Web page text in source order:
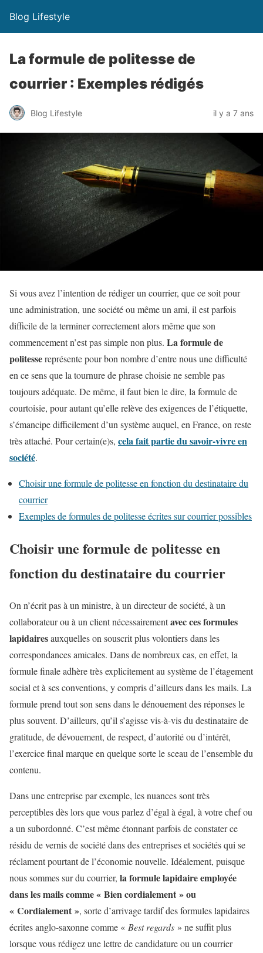
Blog Lifestyle
La formule de politesse de
courrier : Exemples rédigés
Blog Lifestyle il y a 7 ans
Si vous avez l’intention de rédiger un courrier, que ce soit pour
une administration, une société ou même un ami, il est parfois
difficile de la terminer correctement alors même que son
commencement n’est pas simple non plus. La formule de
politessereprésente pour bon nombre d’entre nous une difficulté
en ce sens que la tournure de phrase choisie ne semble pas
toujours adéquate. De même, il faut bien le dire, la formule de
courtoisie, pour autant qu’elle relève des exigences de l’étiquette,
s’émancipe difficilement d’un système auquel, en France, on reste
très attaché. Pour certain(e)s, cela fait partie du savoir-vivre en
société.
Choisir une formule de politesse en fonction du destinataire du
courrier
Exemples de formules de politesse écrites sur courrier possibles
Choisir une formule de politesse en
fonction du destinataire du courrier
On n’écrit pas à un ministre, à un directeur de société, à un
collaborateur ou à un client nécessairementavec ces formules
lapidairesauxquelles on souscrit plus volontiers dans les
correspondances amicales. Dans de nombreux cas, en effet, la
formule finale adhère très explicitement au système de l’étagement
social et à ses conventions, y compris d’ailleurs dans les mails. La
formule prend tout son sens dans le dénouement des réponses le
plus souvent. D’ailleurs, qu’il s’agisse vis-à-vis du destinataire de
gratitude, de dévouement, de respect, d’autorité ou d’intérêt,
l’exercice final marque en quelque sorte le sceau de l’ensemble du
contenu.
Dans une entreprise par exemple, les nuances sont très
perceptibles dès lors que vous parlez d’égal à égal, à votre chef ou
a un subordonné. C’est même étonnant parfois de constater ce
résidu de vernis de société dans des entreprises et sociétés qui se
réclament pourtant de l’économie nouvelle. Idéalement, puisque
nous sommes sur du courrier, la formule lapidaire employée
dans les mails comme « Bien cordialement » ou
« Cordialement », sorte d’arrivage tardif des formules lapidaires
écrites anglo-saxonne comme « Best regards » ne suffit plus
lorsque vous rédigez une lettre de candidature ou un courrier